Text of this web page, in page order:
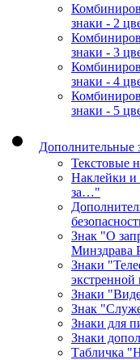
знаки - 2
знаки - 3
знаки - 4
знаки - 5
Дополнительные
Текстовые
Наклейки и
за…"
Знак "О
Минздрава
Знаки
Знаки
Знак
Знаки для
Знаки
Табличка